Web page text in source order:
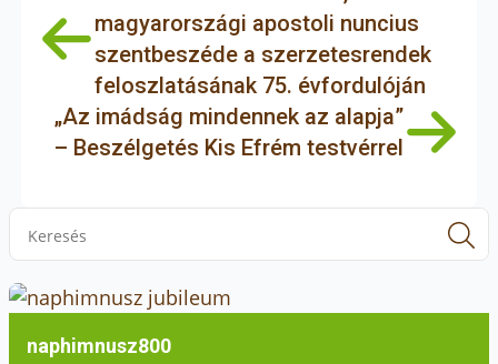
magyarországi apostoli nuncius
szentbeszéde a szerzetesrendek
feloszlatásának 75. évfordulóján
„Az imádság mindennek az alapja”
– Beszélgetés Kis Efrém testvérrel
naphimnusz800